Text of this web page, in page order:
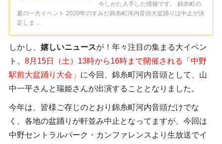
今しがた入手した情報です。 錦糸町の
夏の一大イベント 2020年のすみだ錦糸町河内音頭大盆踊りは中止が決
定しま …
しかし、 嬉しいニュースが！年々注目の集まる大イベン
ト、 8月15日（土）13時から16時まで開催される「中野
駅前大盆踊り大会」 に今回、錦糸町河内音頭として、山
中一平さんと瑞姫さんが出演することとなりました。
今年は、皆様ご存じのとおり錦糸町河内音頭だけでな
く、各地の盆踊りが軒並み中止となってますが、今回は
中野セントラルパーク・カンファレンスより生放送でイ